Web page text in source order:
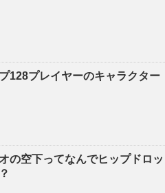
128プレイヤーのキャラクター
の空下ってなんでヒップドロッ